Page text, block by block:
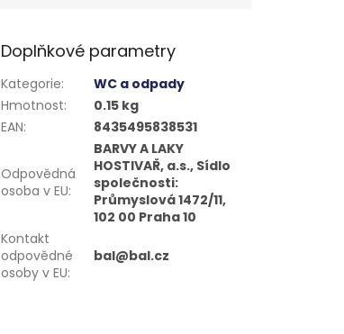
Doplňkové parametry
Kategorie:
WC a odpady
Hmotnost:
0.15 kg
EAN: 8435495838531
Odpovědná
osoba v EU:
BARVY A LAKY
HOSTIVAŘ, a.s., Sídlo
společnosti:
Průmyslová 1472/11,
102 00 Praha 10
Kontakt
odpovědné
osoby v EU:
bal@bal.cz